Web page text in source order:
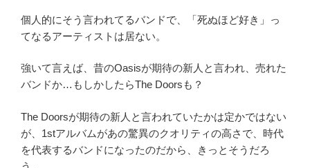
個人的にそう言われてるバンドで、「死ぬほど好き」っ
てなるアーティストは居ない。
強いて言えば、昔のOasisが期待の新人と言われ、売れた
バンドか…もしかしたらThe Doorsも？
The Doorsが期待の新人と言われていたかは定かではない
が、1stアルバムがあの驚異のクオリティの高さで、時代
を代表するバンドになったのだから、きっとそうだろ